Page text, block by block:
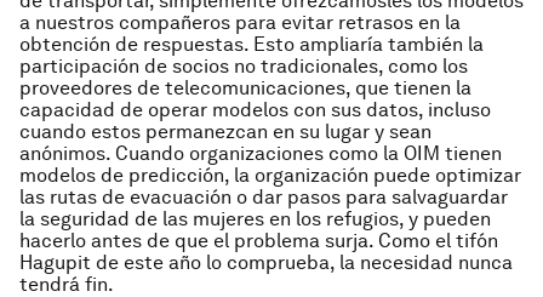
a nuestros compañeros para evitar retrasos en la
obtención de respuestas. Esto ampliaría también la
participación de socios no tradicionales, como los
proveedores de telecomunicaciones, que tienen la
capacidad de operar modelos con sus datos, incluso
cuando estos permanezcan en su lugar y sean
anónimos. Cuando organizaciones como la OIM tienen
modelos de predicción, la organización puede optimizar
las rutas de evacuación o dar pasos para salvaguardar
la seguridad de las mujeres en los refugios, y pueden
hacerlo antes de que el problema surja. Como el tifón
Hagupit de este año lo comprueba, la necesidad nunca
tendrá fin.